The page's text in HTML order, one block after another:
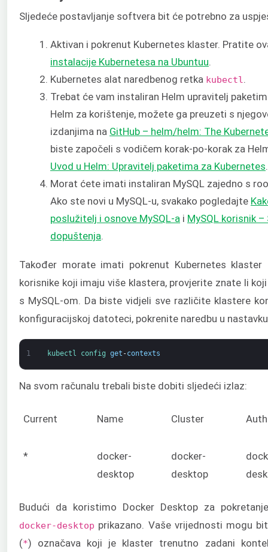
Sljedeće postavljanje softvera bit će potrebno za
Aktivan i pokrenut Kubernetes klaster. Pratite
instalacije Kubernetesa na Ubuntuu
Kubernetes alat naredbenog retka kubectl
Trebat će vam instaliran Helm upravitelj
Helm za korištenje, možete ga preuzeti s
izdanjima na GitHub – helm/helm: The
biste započeli s vodičem korak-po-korak za
Uvod u Helm: Upravitelj paketima za Kubernetes
Morat ćete imati instaliran MySQL zajedno s
Ako ste novi u MySQL-u, svakako pogledajte
poslužitelj i osnove MySQL-a i MySQL korisnik
dopuštenja
Također morate imati pokrenut Kubernetes klaster
korisnike koji imaju više klastera, provjerite znate li
s MySQL-om. Da biste vidjeli sve različite klastere
konfiguracijskoj datoteci, pokrenite naredbu u
1 kubectl config get -contexts
Na svom računalu trebali biste dobiti sljedeći izlaz:
Current Name Cluster
*
docker-
desktop
docker-
desktop
Budući da koristimo Docker Desktop za
docker-desktop prikazano. Vaše vrijednosti mogu
(*) označava koji je klaster trenutno zadani